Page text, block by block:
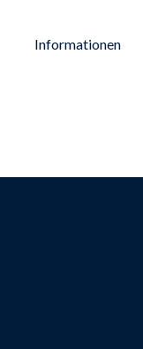
Informationen